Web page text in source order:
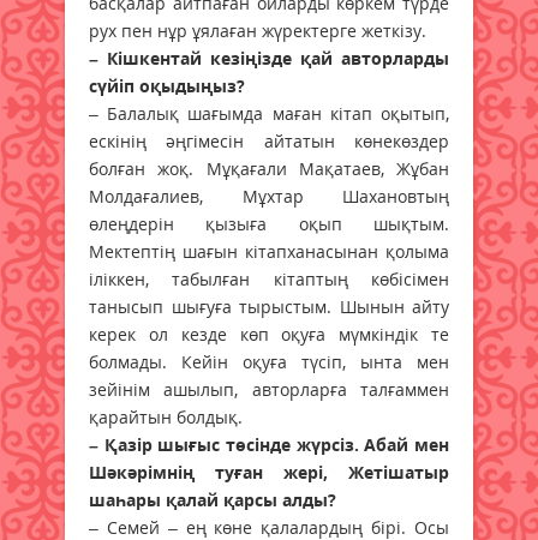
рух пен нұр ұялаған жүректерге жеткізу.
– Кішкентай кезіңізде қай авторларды
сүйіп оқыдыңыз?
– Балалық шағымда маған кітап оқытып,
ескінің әңгімесін айтатын көнекөздер
болған жоқ. Мұқағали Мақатаев, Жұбан
Молдағалиев, Мұхтар Шахановтың
өлеңдерін қызыға оқып шықтым.
Мектептің шағын кітапханасынан қолыма
іліккен, табылған кітаптың көбісімен
танысып шығуға тырыстым. Шынын айту
керек ол кезде көп оқуға мүмкіндік те
болмады. Кейін оқуға түсіп, ынта мен
зейінім ашылып, авторларға талғаммен
қарайтын болдық.
– Қазір шығыс төсінде жүрсіз. Абай мен
Шәкәрімнің туған жері, Жетішатыр
шаһары қалай қарсы алды?
– Семей – ең көне қалалардың бірі. Осы